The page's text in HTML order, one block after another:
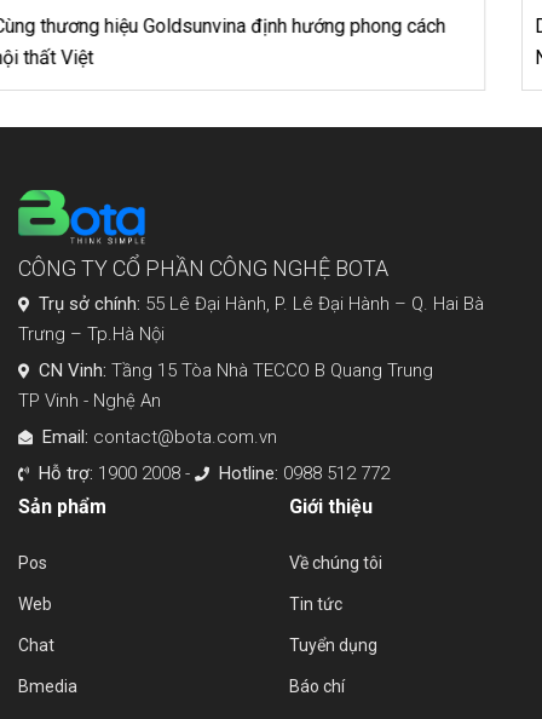
Di Động Hà Thành – Tận Tâm Đến Từ Những Thấu Hiểu
Nhỏ Nhất
CÔNG TY CỔ PHẦN CÔNG NGHỆ BOTA
Trụ sở chính: 55 Lê Đại Hành, P. Lê Đại Hành – Q. Hai Bà
Trưng – Tp.Hà Nội
CN Vinh: Tầng 15 Tòa Nhà TECCO B Quang Trung
TP Vinh - Nghệ An
Email: contact@bota.com.vn
Hỗ trợ: 1900 2008 - Hotline: 0988 512 772
Sản phẩm
Pos
Web
Chat
Bmedia
Giới thiệu
Về chúng tôi
Tin tức
Tuyển dụng
Báo chí